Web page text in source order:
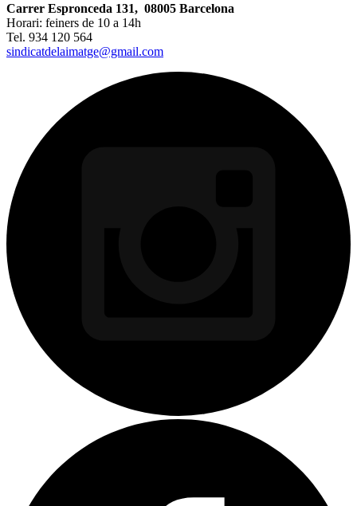
Carrer Espronceda 131, 08005 Barcelona
Horari: feiners de 10 a 14h
Tel. 934 120 564
sindicatdelaimatge@gmail.com